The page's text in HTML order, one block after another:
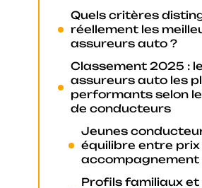
Quels critères
réellement les
assureurs auto ?
Classement 2025 :
assureurs auto les
performants selon
de conducteurs
Jeunes
équilibre entre
accompagnement
Profils familiaux et